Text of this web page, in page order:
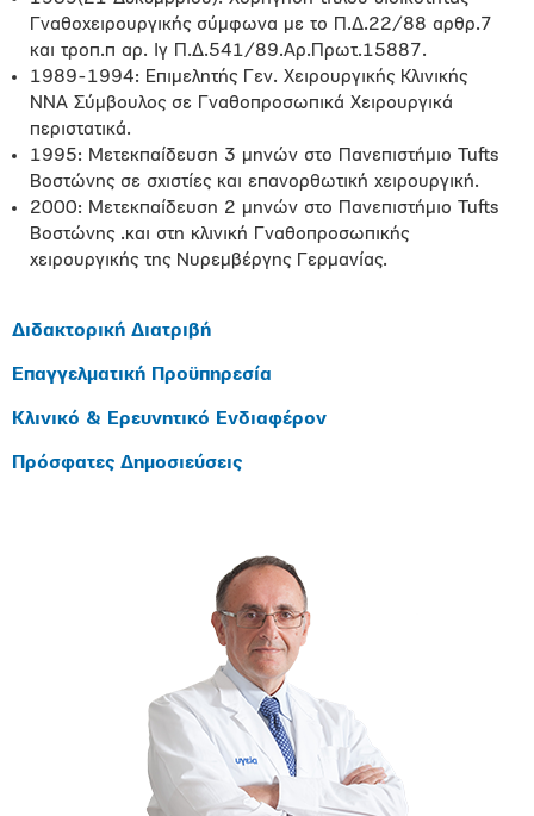
Γναθοχειρουργικής σύμφωνα με το Π.Δ.22/88 αρθρ.7
και τροπ.π αρ. Ιγ Π.Δ.541/89.Αρ.Πρωτ.15887.
1989-1994: Επιμελητής Γεν. Χειρουργικής Κλινικής
ΝΝΑ Σύμβουλος σε Γναθοπροσωπικά Χειρουργικά
περιστατικά.
1995: Μετεκπαίδευση 3 μηνών στο Πανεπιστήμιο Tufts
Βοστώνης σε σχιστίες και επανορθωτική χειρουργική.
2000: Μετεκπαίδευση 2 μηνών στο Πανεπιστήμιο Tufts
Βοστώνης .και στη κλινική Γναθοπροσωπικής
χειρουργικής της Νυρεμβέργης Γερμανίας.
Διδακτορική Διατριβή
Επαγγελματική Προϋπηρεσία
Κλινικό & Ερευνητικό Ενδιαφέρον
Πρόσφατες Δημοσιεύσεις